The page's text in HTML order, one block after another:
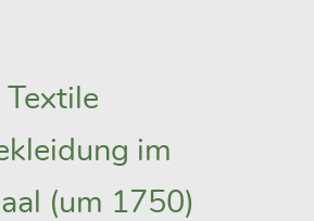
im
(um 1750)